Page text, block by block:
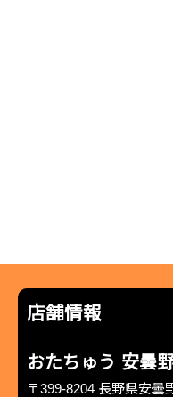
店舗情報
おたちゅう 安曇
〒399-8204 長野県安曇